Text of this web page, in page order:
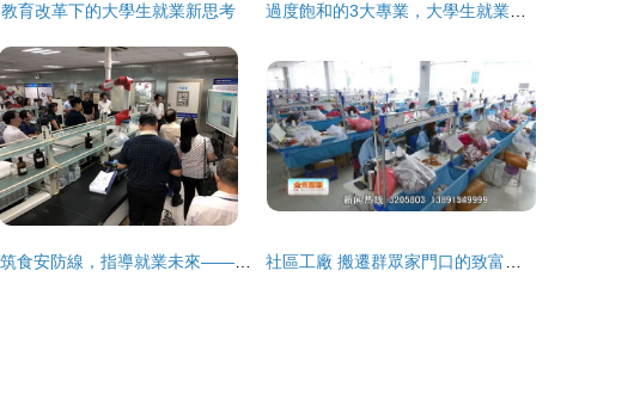
教育改革下的大學生就業新思考